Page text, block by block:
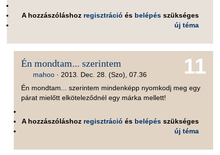
A hozzászóláshoz regisztráció és belépés szükséges
új téma
11
Én mondtam... szerintem
mahoo· 2013. Dec. 28. (Szo), 07.36
Én mondtam... szerintem mindenképp nyomkodj meg egy
párat mielőtt elköteleződnél egy márka mellett!
A hozzászóláshoz regisztráció és belépés szükséges
új téma